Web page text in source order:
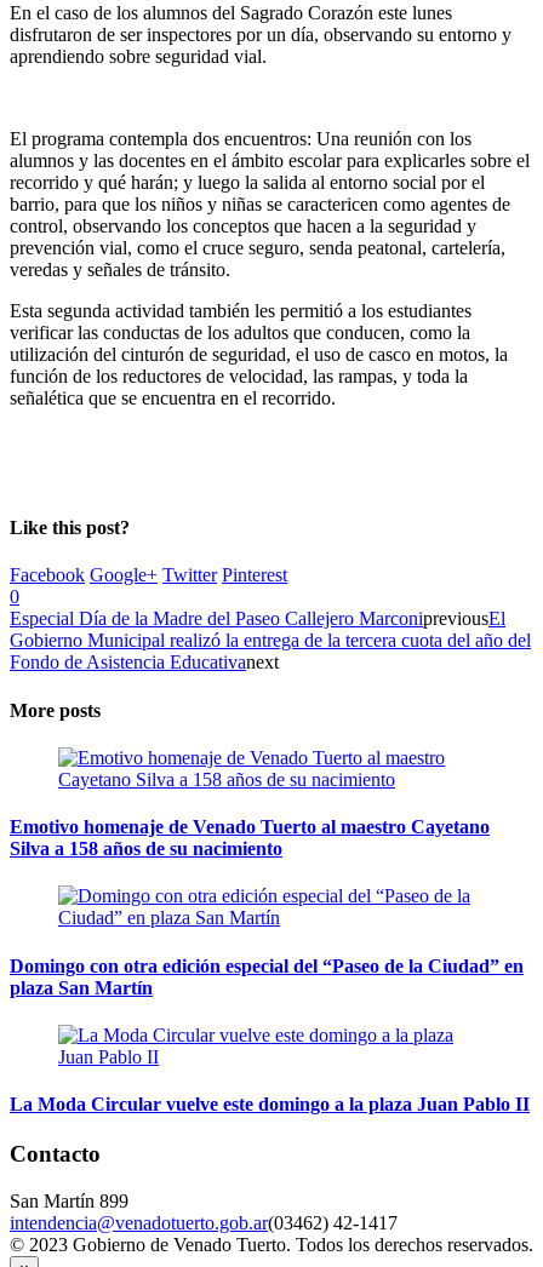
En el caso de los alumnos del Sagrado Corazón este lunes
disfrutaron de ser inspectores por un día, observando su entorno y
aprendiendo sobre seguridad vial.
El programa contempla dos encuentros: Una reunión con los
alumnos y las docentes en el ámbito escolar para explicarles sobre el
recorrido y qué harán; y luego la salida al entorno social por el
barrio, para que los niños y niñas se caractericen como agentes de
control, observando los conceptos que hacen a la seguridad y
prevención vial, como el cruce seguro, senda peatonal, cartelería,
veredas y señales de tránsito.
Esta segunda actividad también les permitió a los estudiantes
verificar las conductas de los adultos que conducen, como la
utilización del cinturón de seguridad, el uso de casco en motos, la
función de los reductores de velocidad, las rampas, y toda la
señalética que se encuentra en el recorrido.
Like this post?
Facebook Google+ Twitter Pinterest
0
Especial Día de la Madre del Paseo Callejero MarconipreviousEl
Gobierno Municipal realizó la entrega de la tercera cuota del año del
Fondo de Asistencia Educativanext
More posts
Emotivo homenaje de Venado Tuerto al maestro Cayetano
Silva a 158 años de su nacimiento
Domingo con otra edición especial del “Paseo de la Ciudad” en
plaza San Martín
La Moda Circular vuelve este domingo a la plaza Juan Pablo II
Contacto
San Martín 899
intendencia@venadotuerto.gob.ar(03462) 42-1417
© 2023 Gobierno de Venado Tuerto. Todos los derechos reservados.